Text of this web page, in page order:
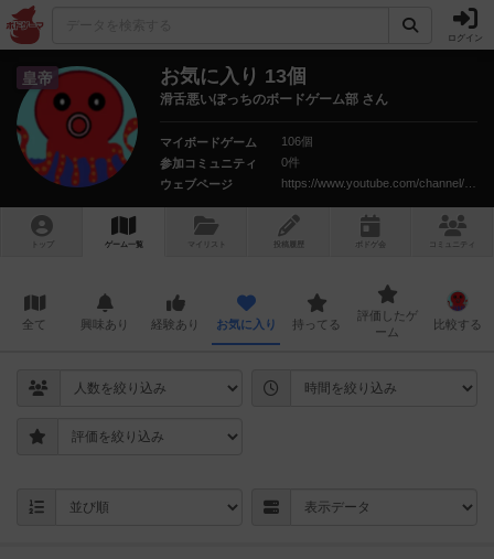
ログイン
皇帝 お気に入り 13個
滑舌悪いぼっちのボードゲーム部 さん
マイボードゲーム
106個
参加コミュニティ
0件
ウェブページ
トップ ゲーム一覧 マイリスト 投稿履歴 ボ ドゲ コミュニティ
全て 興味あり 経験あり お気に入り 持ってる
評価したゲ
ーム
比較する